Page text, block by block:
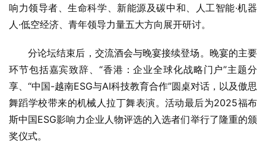
响力领导者、生命科学、新能源及碳中和、人工智能·机器
人·低空经济、青年领导力量五大方向展开研讨。
分论坛结束后，交流酒会与晚宴接续登场。晚宴的主要
环节包括嘉宾致辞、“香港：企业全球化战略门户”主题分
享、“中国-越南ESG与AI科技教育合作”圆桌对话，以及傲思
舞蹈学校带来的机械人拉丁舞表演。活动最后为2025福布
斯中国ESG影响力企业人物评选的入选者们举行了隆重的颁
奖仪式。